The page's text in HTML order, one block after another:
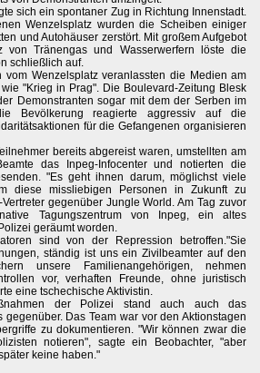
sich ein spontaner Zug in Richtung Innenstadt.
Wenzelsplatz wurden die Scheiben einiger
und Autohäuser zerstört. Mit großem Aufgebot
von Tränengas und Wasserwerfern löste die
schließlich auf.
vom Wenzelsplatz veranlassten die Medien am
"Krieg in Prag". Die Boulevard-Zeitung Blesk
Demonstranten sogar mit dem der Serben im
Bevölkerung reagierte aggressiv auf die
für die Gefangenen organisieren
bereits abgereist waren, umstellten am
das Inpeg-Infocenter und notierten die
"Es geht ihnen darum, möglichst viele
diese missliebigen Personen in Zukunft zu
gegenüber Jungle World. Am Tag zuvor
Tagungszentrum von Inpeg, ein altes
geräumt worden.
sind von der Repression betroffen."Sie
ständig ist uns ein Zivilbeamter auf den
unsere Familienangehörigen, nehmen
vor, verhaften Freunde, ohne juristisch
eine tschechische Aktivistin.
der Polizei stand auch auch das
gegenüber. Das Team war vor den Aktionstagen
zu dokumentieren. "Wir können zwar die
notieren", sagte ein Beobachter, "aber
keine haben."